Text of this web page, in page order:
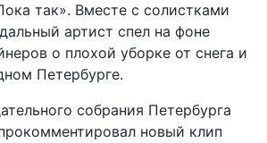
так». Вместе с солистками
артист спел на фоне
о плохой уборке от снега и
Петербурге.
собрания Петербурга
новый клип